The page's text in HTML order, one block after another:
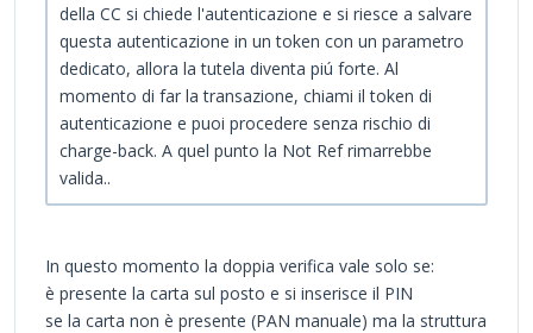
della CC si chiede l'autenticazione e si riesce a salvare
questa autenticazione in un token con un parametro
dedicato, allora la tutela diventa piú forte. Al
momento di far la transazione, chiami il token di
autenticazione e puoi procedere senza rischio di
charge-back. A quel punto la Not Ref rimarrebbe
valida..
In questo momento la doppia verifica vale solo se:
è presente la carta sul posto e si inserisce il PIN
se la carta non è presente (PAN manuale) ma la struttura